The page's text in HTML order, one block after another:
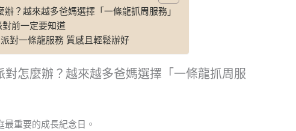
？越來越多爸媽選擇「一條龍抓周服務」
前一定要知道
對一條龍服務 質感且輕鬆辦好
對怎麼辦？越來越多爸媽選擇「一條龍抓周服
重要的成長紀念日。